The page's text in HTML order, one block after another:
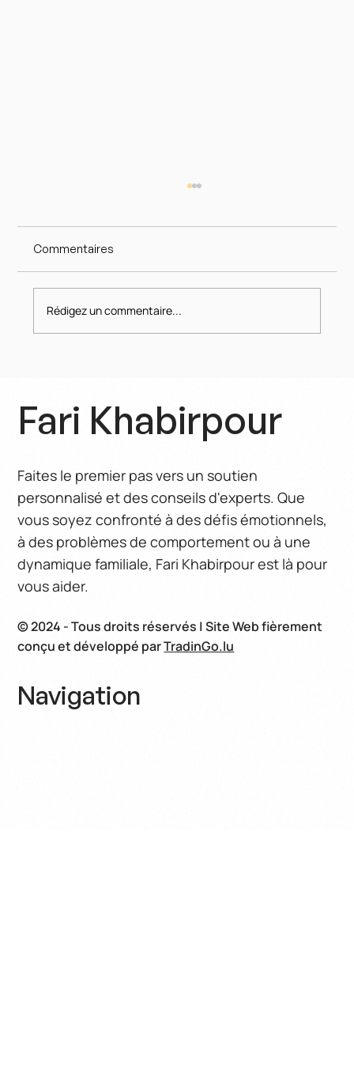
Commentaires
Rédigez un commentaire...
Fari Khabirpour
Faites le premier pas vers un soutien
personnalisé et des conseils d'experts. Que
vous soyez confronté à des défis émotionnels,
à des problèmes de comportement ou à une
dynamique familiale, Fari Khabirpour est là pour
vous aider.
© 2024 - Tous droits réservés | Site Web fièrement
conçu et développé parTradinGo.lu
Navigation